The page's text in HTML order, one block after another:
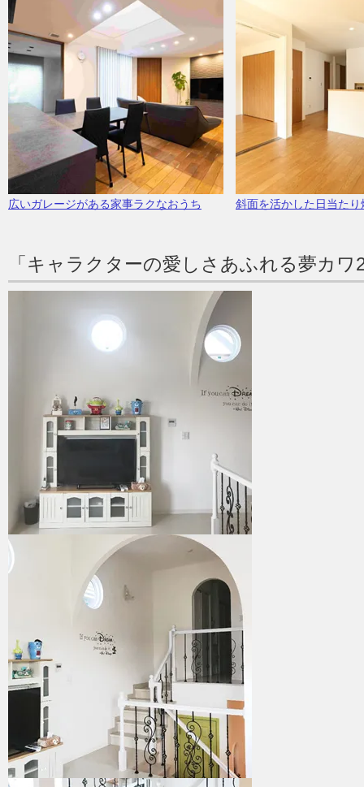
広いガレージがある家事ラクなおうち 斜面を活かした日当たり
「キャラクターの愛しさあふれる夢カ